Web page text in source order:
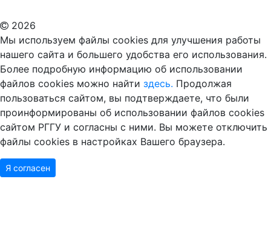
2026
Мы используем файлы cookies для улучшения работы
нашего сайта и большего удобства его использования.
Более подробную информацию об использовании
файлов cookies можно найти здесь. Продолжая
пользоваться сайтом, вы подтверждаете, что были
проинформированы об использовании файлов cookies
сайтом РГГУ и согласны с ними. Вы можете отключить
файлы cookies в настройках Вашего браузера.
Я согласен